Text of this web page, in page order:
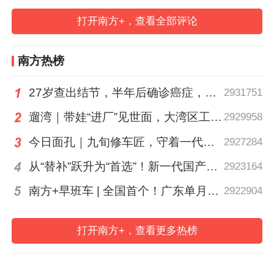
传统文化的种子在一招一式间悄然播撒。
千人同练五禽戏。摄影：薛景峰
打开南方+，查看全部评论
南方热榜
27岁查出结节，半年后确诊癌症，甲状腺癌真的“懒”吗？ 2931751
遛湾｜带娃“进厂”见世面，大湾区工业研学攻略请查收 2929958
今日面孔｜九旬修车匠，守着一代又一代车轮转 2927284
从“替补”跃升为“首选”！新一代国产核心工业软件加速冲高端 2923164
南方+早班车 | 全国首个！广东单月用电量突破千亿千瓦时 2922904
打开南方+，查看更多热榜